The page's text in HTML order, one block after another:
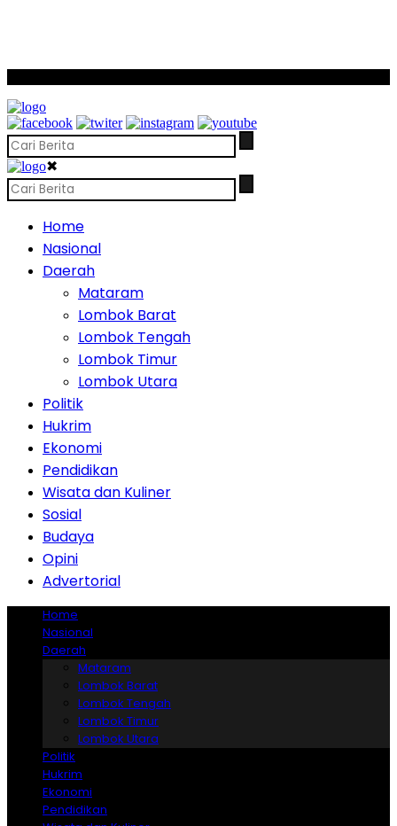
✖
Home
Nasional
Daerah
Mataram
Lombok Barat
Lombok Tengah
Lombok Timur
Lombok Utara
Politik
Hukrim
Ekonomi
Pendidikan
Wisata dan Kuliner
Sosial
Budaya
Opini
Advertorial
Home
Nasional
Daerah
Mataram
Lombok Barat
Lombok Tengah
Lombok Timur
Lombok Utara
Politik
Hukrim
Ekonomi
Pendidikan